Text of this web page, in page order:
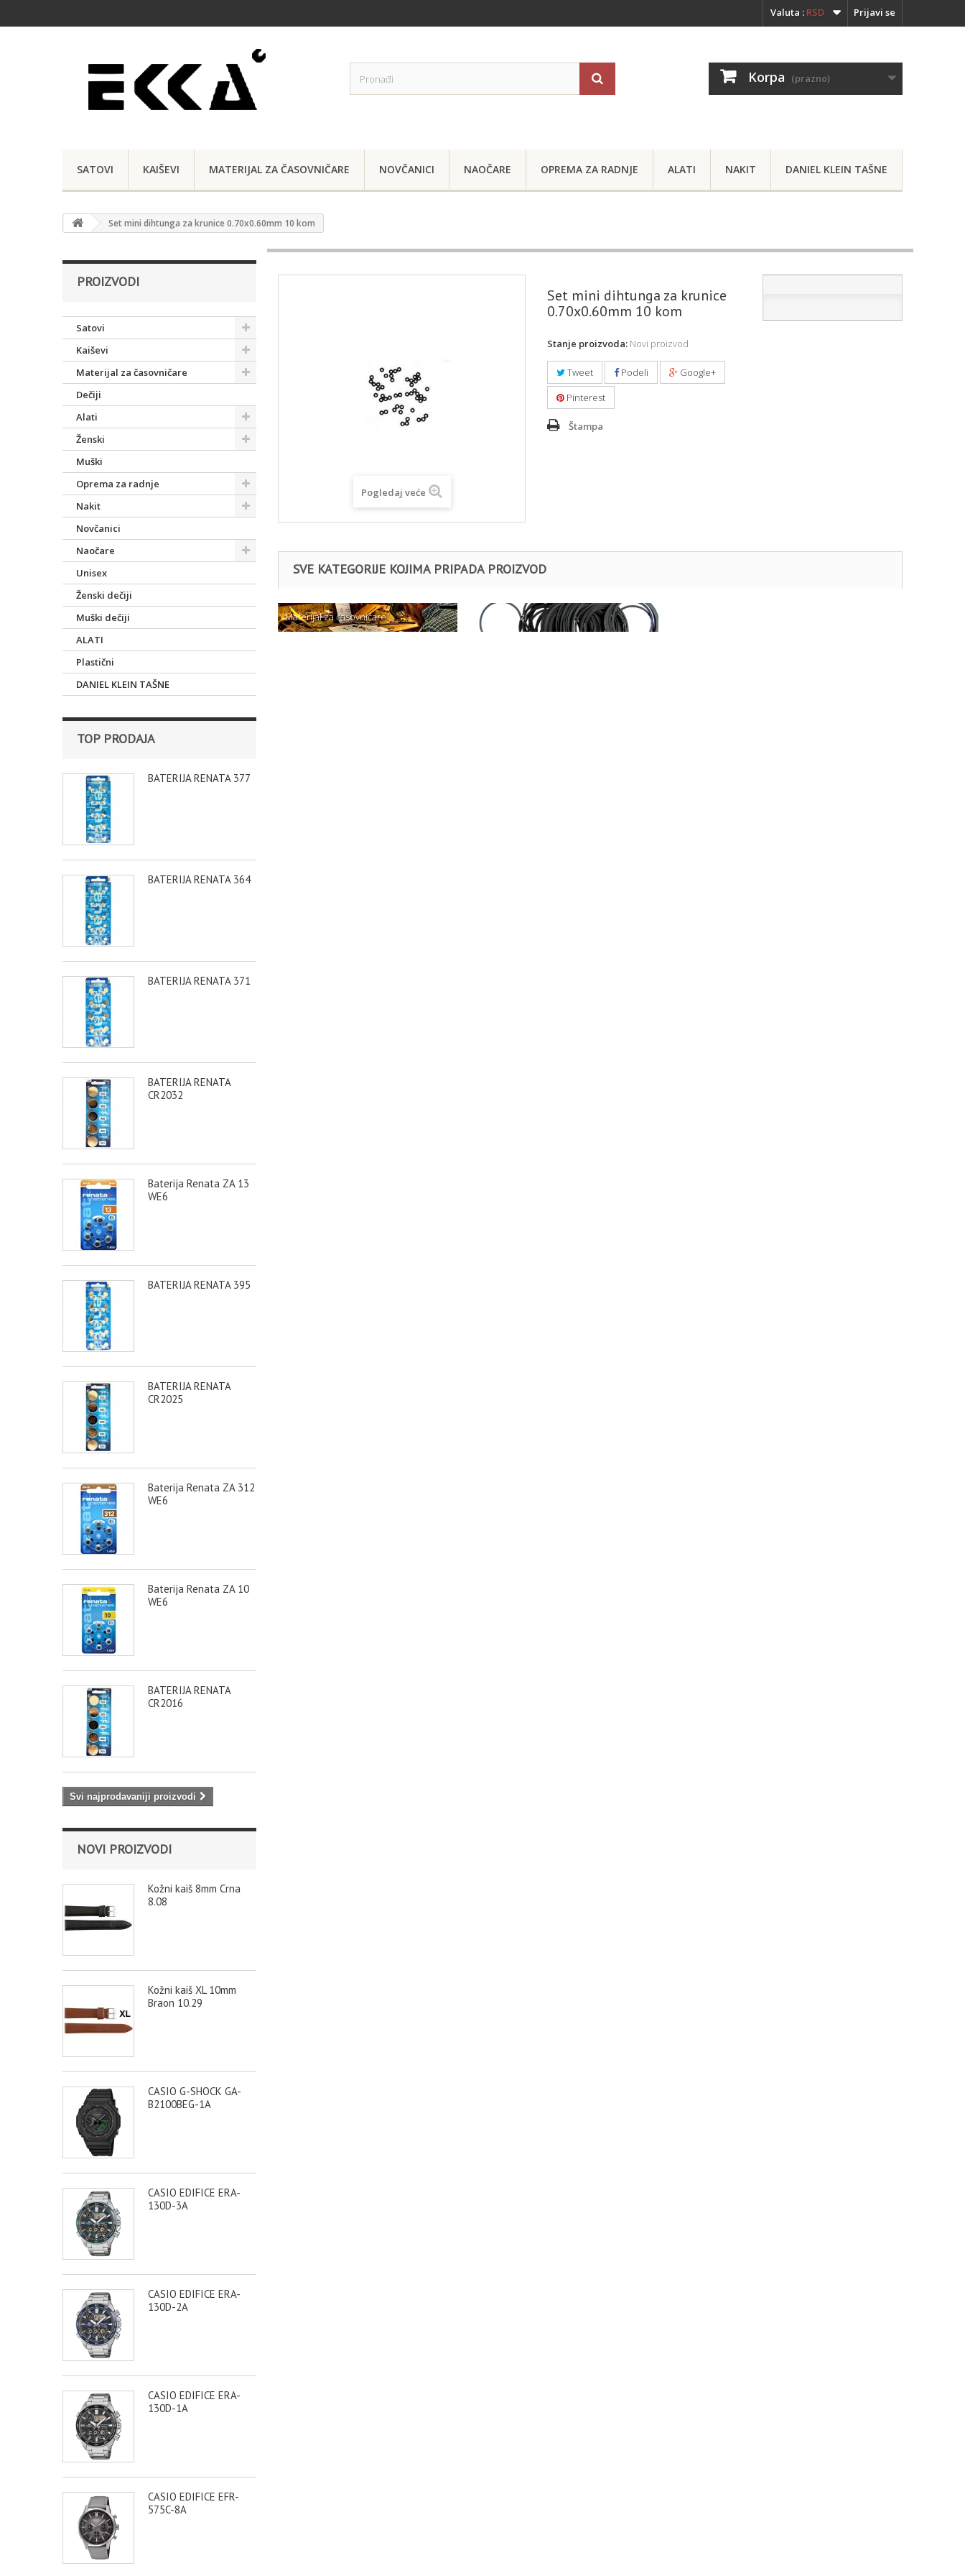
Prijavi se
Valuta : RSD
Korpa (prazno)
SATOVI KAIŠEVI MATERIJAL ZA ČASOVNIČARE NOVČANICI NAOČARE OPREMA ZA RADNJE ALATI NAKIT DANIEL KLEIN TAŠNE
Set mini dihtunga za krunice 0.70x0.60mm 10 kom
PROIZVODI
Satovi
Kaiševi
Materijal za časovničare
Dečiji
Alati
Ženski
Muški
Oprema za radnje
Nakit
Novčanici
Naočare
Unisex
Ženski dečiji
Muški dečiji
ALATI
Plastični
DANIEL KLEIN TAŠNE
TOP PRODAJA
BATERIJA RENATA 377
BATERIJA RENATA 364
BATERIJA RENATA 371
BATERIJA RENATA
CR2032
Baterija Renata ZA 13
WE6
BATERIJA RENATA 395
BATERIJA RENATA
CR2025
Baterija Renata ZA 312
WE6
Baterija Renata ZA 10
WE6
BATERIJA RENATA
CR2016
Svi najprodavaniji proizvodi
NOVI PROIZVODI
Kožni kaiš 8mm Crna
8.08
Kožni kaiš XL 10mm
Braon 10.29
CASIO G-SHOCK GA-
B2100BEG-1A
CASIO EDIFICE ERA-
130D-3A
CASIO EDIFICE ERA-
130D-2A
CASIO EDIFICE ERA-
130D-1A
CASIO EDIFICE EFR-
575C-8A
Pogledaj veće
Set mini dihtunga za krunice
0.70x0.60mm 10 kom
Stanje proizvoda: Novi proizvod
Tweet Podeli
Google+
Pinterest
Štampa
SVE KATEGORIJE KOJIMA PRIPADA PROIZVOD
Materijal za časovničare - Dihtunzi